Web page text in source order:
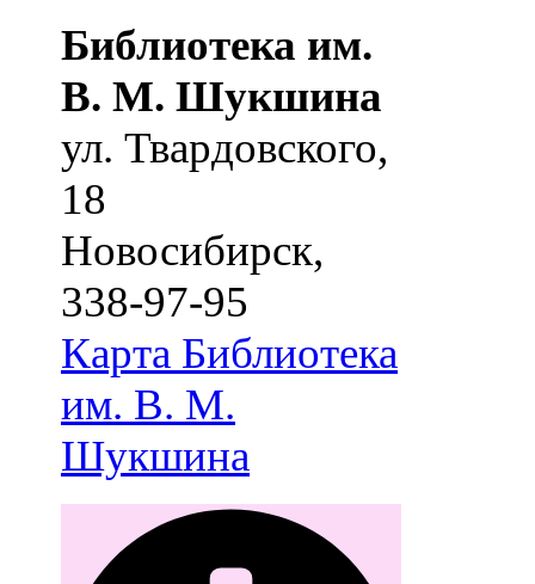
Библиотека им.
В. М. Шукшина
ул. Твардовского,
18
Новосибирск,
338-97-95
Карта Библиотека
им. В. М.
Шукшина